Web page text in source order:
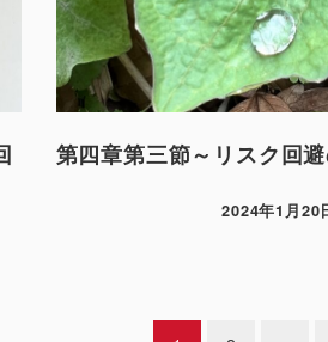
第四章第三節～リスク回
2024年1月20